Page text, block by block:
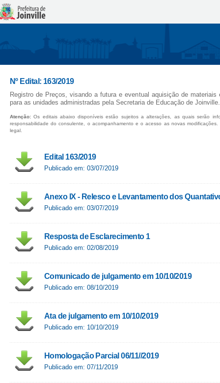
Nº Edital: 163/2019
Registro de Preços, visando a futura e eventual aquisição de
para as unidades administradas pela Secretaria de Educação de Joinville.
Atenção: Os editais abaixo disponíveis estão sujeitos a alterações, as quais serão
responsabilidade do consulente, o acompanhamento e o acesso as novas
legal.
Edital 163/2019
Publicado em: 03/07/2019
Anexo IX - Relesco e Levantamento dos
Publicado em: 03/07/2019
Resposta de Esclarecimento 1
Publicado em: 02/08/2019
Comunicado de julgamento em 10/10/2019
Publicado em: 08/10/2019
Ata de julgamento em 10/10/2019
Publicado em: 10/10/2019
Homologação Parcial 06/11//2019
Publicado em: 07/11/2019